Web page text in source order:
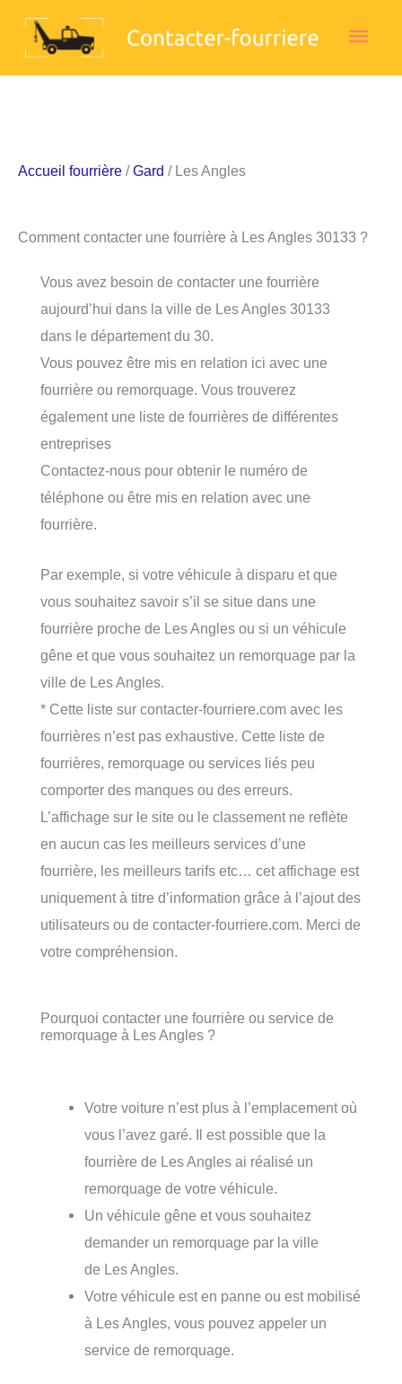
Accueil fourrière /Gard / Les Angles
Comment contacter une fourrière à Les Angles 30133 ?
Vous avez besoin de contacter une fourrière
aujourd’hui dans la ville de Les Angles 30133
dans le département du 30.
Vous pouvez être mis en relation ici avec une
fourrière ou remorquage. Vous trouverez
également une liste de fourrières de différentes
entreprises
Contactez-nous pour obtenir le numéro de
téléphone ou être mis en relation avec une
fourrière.
Par exemple, si votre véhicule à disparu et que
vous souhaitez savoir s’il se situe dans une
fourrière proche de Les Angles ou si un véhicule
gêne et que vous souhaitez un remorquage par la
ville de Les Angles.
* Cette liste sur contacter-fourriere.com avec les
fourrières n’est pas exhaustive. Cette liste de
fourrières, remorquage ou services liés peu
comporter des manques ou des erreurs.
L’affichage sur le site ou le classement ne reflète
en aucun cas les meilleurs services d’une
fourrière, les meilleurs tarifs etc… cet affichage est
uniquement à titre d’information grâce à l’ajout des
utilisateurs ou de contacter-fourriere.com. Merci de
votre compréhension.
Pourquoi contacter une fourrière ou service de
remorquage à Les Angles ?
Votre voiture n’est plus à l’emplacement où
vous l’avez garé. Il est possible que la
fourrière de Les Angles ai réalisé un
remorquage de votre véhicule.
Un véhicule gêne et vous souhaitez
demander un remorquage par la ville
de Les Angles.
Votre véhicule est en panne ou est mobilisé
à Les Angles, vous pouvez appeler un
service de remorquage.